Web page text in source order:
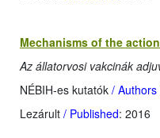
Mechanisms of the
Az állatorvosi vakcinák
NÉBIH-es kutatók / Authors
Lezárult / Published: 2016